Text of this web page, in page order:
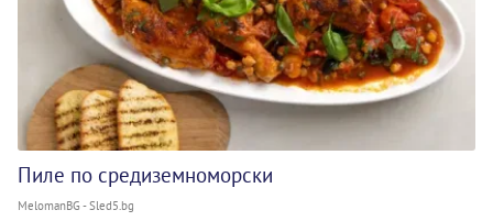
Пиле по средиземноморски
MelomanBG - Sled5.bg